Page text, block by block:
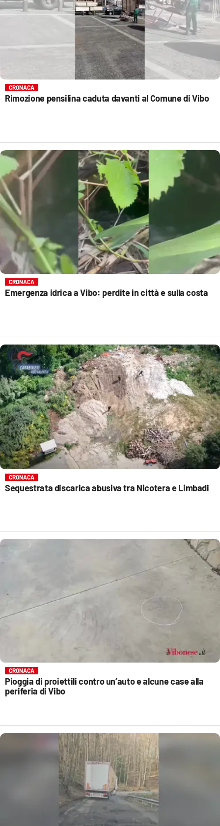
CRONACA
Rimozione pensilina caduta davanti al Comune di Vibo
CRONACA
Emergenza idrica a Vibo: perdite in città e sulla costa
CRONACA
Sequestrata discarica abusiva tra Nicotera e Limbadi
CRONACA
Pioggia di proiettili contro un’auto e alcune case alla
periferia di Vibo